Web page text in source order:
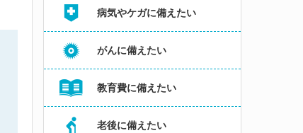
病気やケガに備えたい
がんに備えたい
教育費に備えたい
老後に備えたい